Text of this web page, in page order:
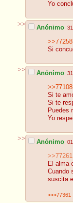
Yo
>> Anónimo
>>77258
Si
>> Anónimo
>>77108
Si te
Si te
Puedes
Yo
>> Anónimo
>>77261
El alma
Cuando
suscita
>>>77361